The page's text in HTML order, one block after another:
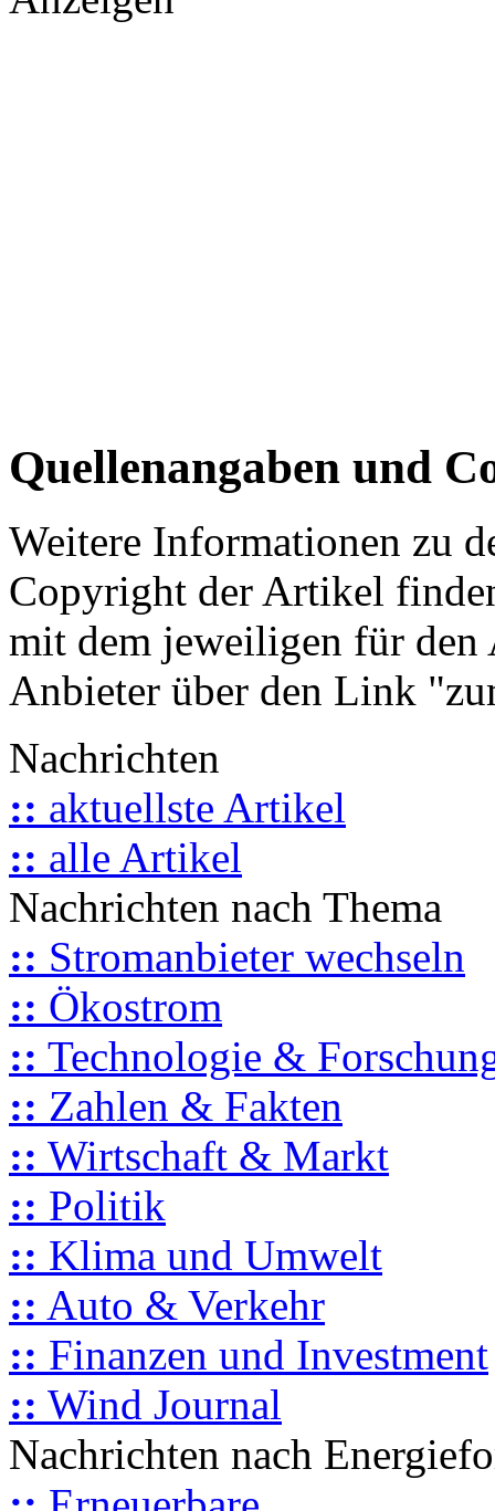
Quellenangaben und
Weitere Informationen zu
Copyright der Artikel
mit dem jeweiligen für
Anbieter über den Link
Nachrichten
:: aktuellste Artikel
:: alle Artikel
Nachrichten nach Thema
:: Stromanbieter wechseln
:: Ökostrom
:: Technologie &
:: Zahlen & Fakten
:: Wirtschaft & Markt
:: Politik
:: Klima und Umwelt
:: Auto & Verkehr
:: Finanzen und Investment
:: Wind Journal
Nachrichten nach